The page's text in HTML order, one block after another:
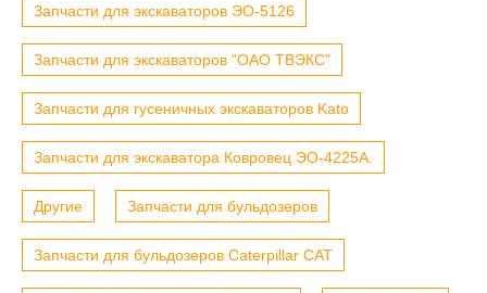
Запчасти для экскаваторов ЭО-5126
Запчасти для экскаваторов "ОАО ТВЭКС"
Запчасти для гусеничных экскаваторов Kato
Запчасти для экскаватора Ковровец ЭО-4225А.
Другие Запчасти для бульдозеров
Запчасти для бульдозеров Caterpillar CAT